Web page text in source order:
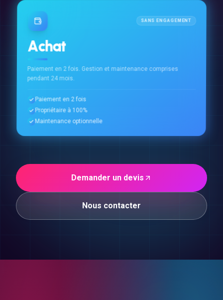
SANS ENGAGEMENT
Achat
Paiement en 2 fois. Gestion et maintenance comprises
pendant 24 mois.
Paiement en 2 fois
Propriétaire à 100%
Maintenance optionnelle
Demander un devis
Nous contacter